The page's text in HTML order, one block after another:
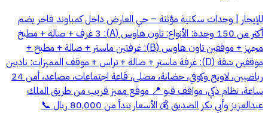
للإيجار | وحدات سكنية مؤثثة – حي العارض داخل كمباوند فاخر يضم
أكثر من 150 وحدة: الأنواع: تاون هاوس (A): 3 غرف + صالة + مطبخ
مجهز + موقفين تاون هاوس (B): غرفتين ماستر + صالة + مطبخ +
موقفين شقة (D): غرفة ماستر + صالة + تراس + موقف المميزات: ناديين
رياضيين، لاونج وكوفي، حضانة، مصلى، قاعة اجتماعات، مصاعد، أمن 24
ساعة، نظام ذكي، مواقف قبو 📍 موقع مميز قريب من طريق الملك
عبدالعزيز وأبي بكر الصديق 💰 الأسعار تبدأ من 80,000 ريال 📞